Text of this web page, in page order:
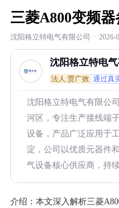
三菱A800变频
沈阳格立特电气有限公司 · 2026-
沈阳格立特电气
法人:贾广效 通过真
沈阳格立特电气有限公
河区，专注生产接线端
设备，产品广泛应用于
淀，公司以优质元器件
气设备核心供应商，持
介绍： 本文深入解析三菱